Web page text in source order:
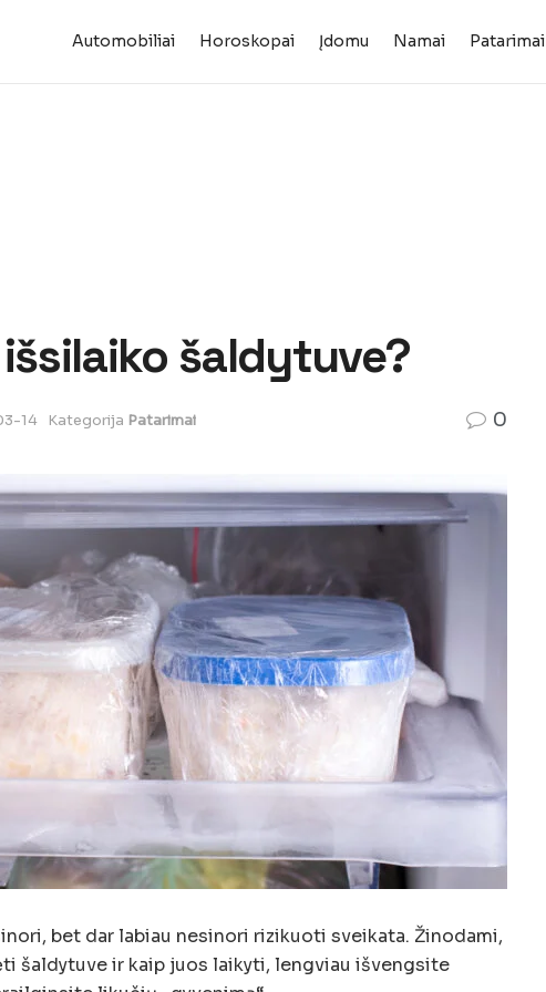
Automobiliai Horoskopai Įdomu Namai Patarimai
šaldytuve?
14 Kategorija Patarimai 0
bet dar labiau nesinori rizikuoti sveikata. Žinodami,
šaldytuve ir kaip juos laikyti, lengviau išvengsite